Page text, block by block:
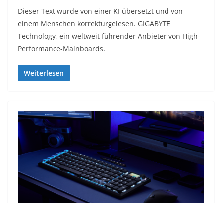
Dieser Text wurde von einer KI übersetzt und von
einem Menschen korrekturgelesen. GIGABYTE
Technology, ein weltweit führender Anbieter von High-
Performance-Mainboards,
Weiterlesen